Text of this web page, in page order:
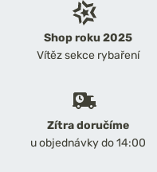
Shop roku 2025
Vítěz sekce rybaření
Zítra doručíme
u objednávky do 14:00